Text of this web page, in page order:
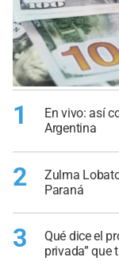
1
En vivo: así
Argentina
2
Zulma
Paraná
3
Qué dice el
privada” que